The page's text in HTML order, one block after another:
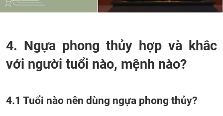
4. Ngựa phong thủy hợp và khắc
với người tuổi nào, mệnh nào?
4.1 Tuổi nào nên dùng ngựa phong thủy?